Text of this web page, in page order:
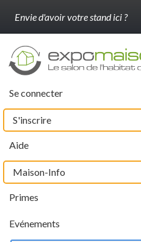
Envie d'avoir votre stand ici ?
Se connecter
S'inscrire
Aide
Evénements
Primes
Maison-Info